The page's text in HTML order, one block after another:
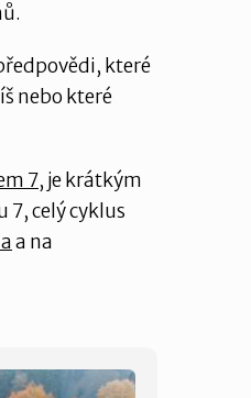
které
nebo které
7, je krátkým
7, celý cyklus
a na